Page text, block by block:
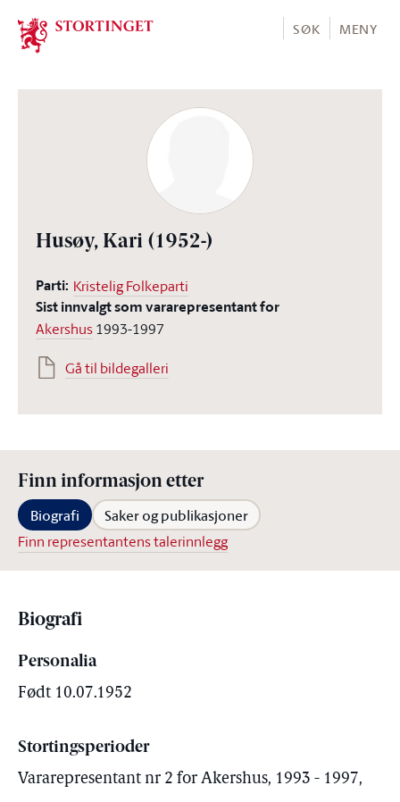
Stortinget.no
SØK MENY
Husøy, Kari (1952-)
Parti: Kristelig Folkeparti
Sist innvalgt som vararepresentant for
Akershus1993-1997
Gå til bildegalleri
Finn informasjon etter
Biografi Saker og publikasjoner
Finn representantens talerinnlegg
Biografi
Personalia
Født 10.07.1952
Stortingsperioder
Vararepresentant nr 2 for Akershus, 1993 - 1997,